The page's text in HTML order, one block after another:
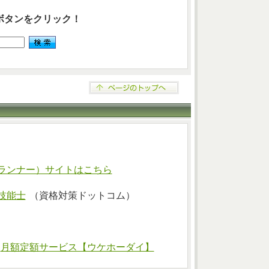
タンをクリック！
ンナー）サイトはこちら
能士 （資格対策ドットコム）
月額定額サービス【ウケホーダイ】